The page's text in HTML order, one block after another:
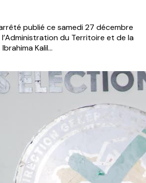
publié ce samedi 27 décembre
du Territoire et de la
Kalil...